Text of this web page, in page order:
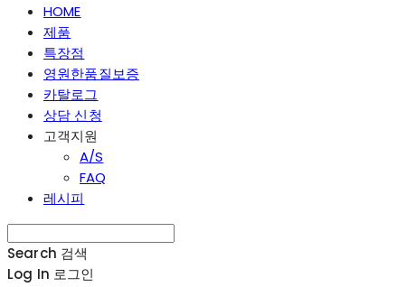
HOME
제품
특장점
영원한품질보증
카탈로그
상담 신청
고객지원
A/S
FAQ
레시피
Search 검색
Log In 로그인